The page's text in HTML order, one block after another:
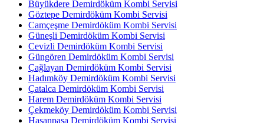
Büyükdere Demirdöküm Kombi Servisi
Göztepe Demirdöküm Kombi Servisi
Camçeşme Demirdöküm Kombi Servisi
Güneşli Demirdöküm Kombi Servisi
Cevizli Demirdöküm Kombi Servisi
Güngören Demirdöküm Kombi Servisi
Çağlayan Demirdöküm Kombi Servisi
Hadımköy Demirdöküm Kombi Servisi
Çatalca Demirdöküm Kombi Servisi
Harem Demirdöküm Kombi Servisi
Çekmeköy Demirdöküm Kombi Servisi
Hasanpaşa Demirdöküm Kombi Servisi